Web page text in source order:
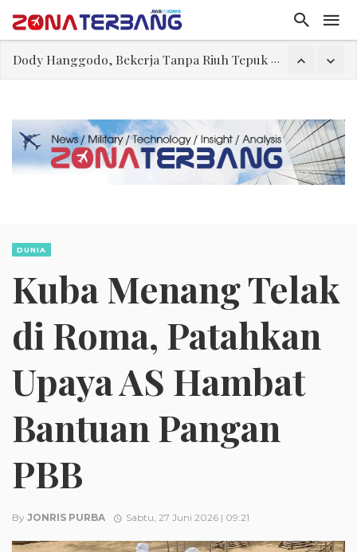
Dody Hanggodo, Bekerja Tanpa Riuh Tepuk Tangan
Kearifan Diogenes
Belajar dari kalah 3-0 dengan Vietnam: Sepak Bola Tidak Mengenal Jalan Pintas
IKN Mengurai Benang Kusut Pengentasan Kemiskinan
DUNIA
Kuba Menang Telak
di Roma, Patahkan
Upaya AS Hambat
Bantuan Pangan
PBB
By JONRIS PURBA Sabtu, 27 Juni 2026 | 09:21